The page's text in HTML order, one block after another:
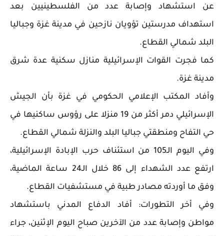
عن استشهاد وإصابة عدد من الفلسطينيين بعد
استهداف مدرستين تؤويان نازحين في مدينة غزة وجباليا
البلد شمالي القطاع.
كما فجرت القوات الإسرائيلية منازل سكنية عدة شرق
مدينة غزة.
وأفاد المكتب الإعلامي الحكومي في غزة بأن الجيش
الإسرائيلي دمر أكثر من 19 منزلا على رؤوس ساكنيها في
حي التفاح ومنطقتي جباليا البلد والنزلة شمالي القطاع.
وفي اليوم الـ105 من استئناف حرب الإبادة الإسرائيلية،
ارتفع عدد الشهداء إلى 86 خلال الـ24 ساعة الماضية،
وفق ما أوردته مصادر طبية في مستشفيات القطاع.
وفي أخر التطورات: أفاد الدفاع المدني باستشهاد
مواطن وإصابة عدد من الآخرين صباح اليوم الإثنين، جراء